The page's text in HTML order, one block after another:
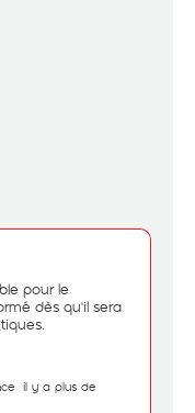
pour le
dès qu'il sera
il y a plus de